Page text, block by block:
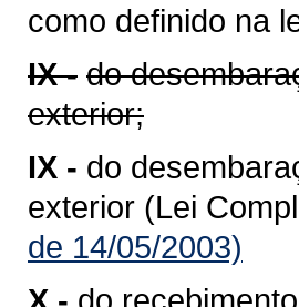
como definido na
IX - do
exterior;
IX - do
exterior (Lei
de 14/05/2003)
X - do